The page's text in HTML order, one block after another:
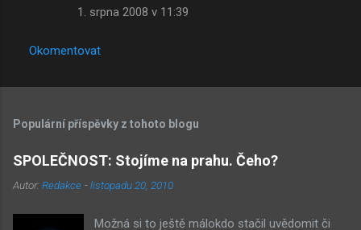
1. srpna 2008 v 11:39
Okomentovat
Populární příspěvky z tohoto blogu
SPOLEČNOST: Stojíme na prahu. Čeho?
Autor: Redakce -listopadu 20, 2010
Možná si to ještě málokdo stačil uvědomit či